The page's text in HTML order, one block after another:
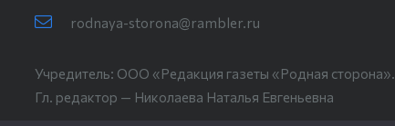
rodnaya-storona@rambler.ru
Учредитель: ООО «Редакция газеты «Родная сторона».
Гл. редактор — Николаева Наталья Евгеньевна